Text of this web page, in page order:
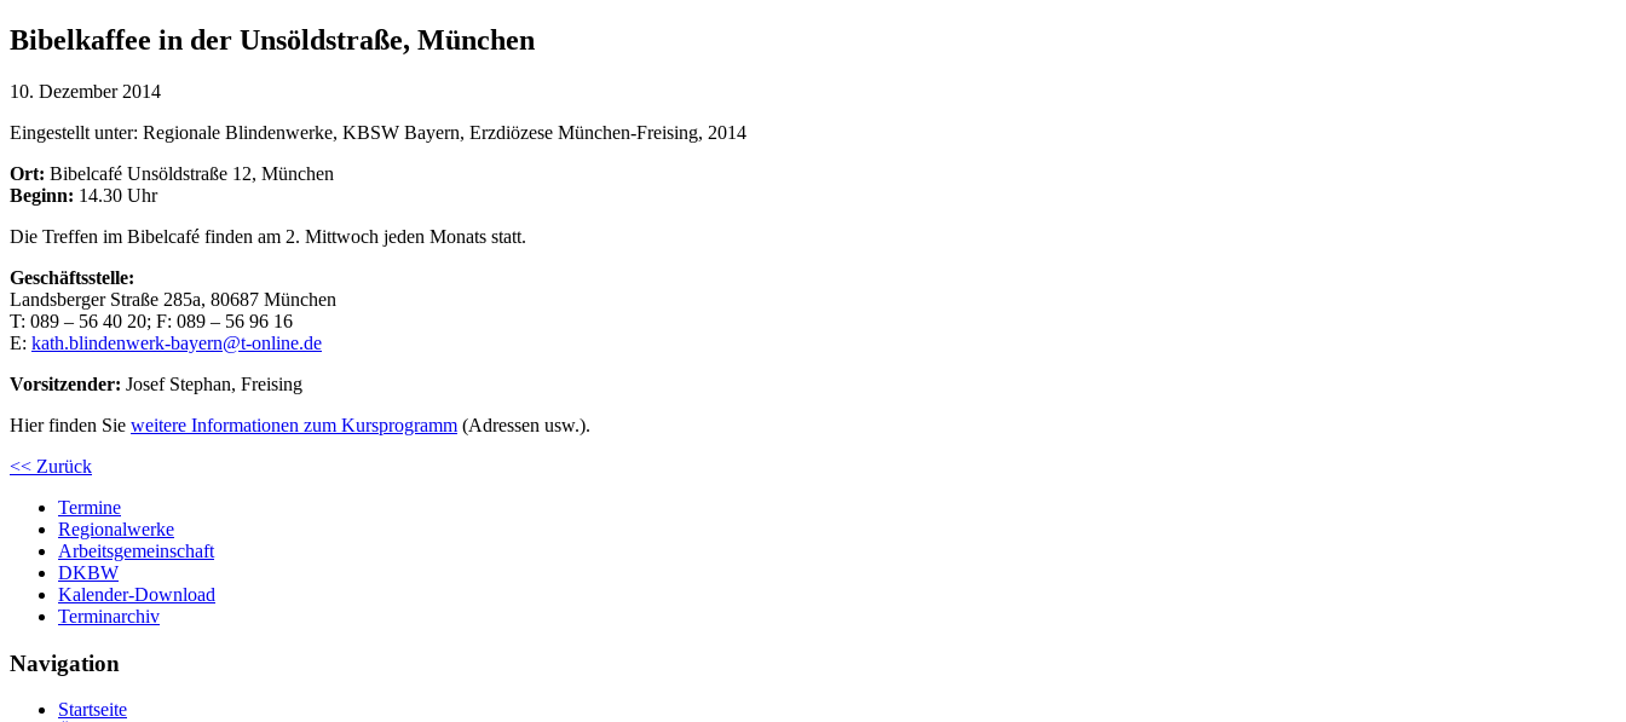
Bibelkaffee in der Unsöldstraße, München
10. Dezember 2014
Eingestellt unter: Regionale Blindenwerke, KBSW Bayern, Erzdiözese München-Freising, 2014
Ort: Bibelcafé Unsöldstraße 12, München
Beginn: 14.30 Uhr
Die Treffen im Bibelcafé finden am 2. Mittwoch jeden Monats statt.
Geschäftsstelle:
Landsberger Straße 285a, 80687 München
T: 089 – 56 40 20; F: 089 – 56 96 16
E: kath.blindenwerk-bayern@t-online.de
Vorsitzender: Josef Stephan, Freising
Hier finden Sie weitere Informationen zum Kursprogramm (Adressen usw.).
<< Zurück
Termine
Regionalwerke
Arbeitsgemeinschaft
DKBW
Kalender-Download
Terminarchiv
Navigation
Startseite